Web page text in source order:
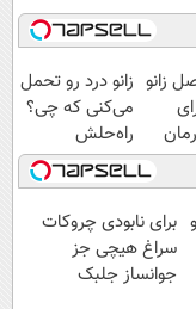
زانو زانو درد رو تحمل
می‌کنی که چی؟
راه‌حلش
همین‌جاست!
برای نابودی چروکات
سراغ هیچی جز
جوانساز جلبک